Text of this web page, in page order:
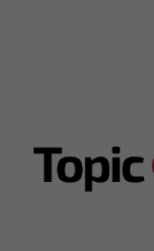
contenuto